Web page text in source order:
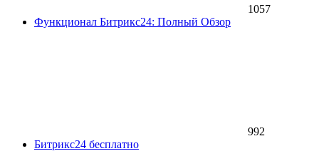
1057
Функционал Битрикс24: Полный Обзор
992
Битрикс24 бесплатно